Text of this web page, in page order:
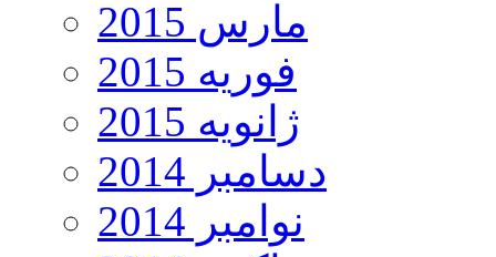
مارس 2015
فوریه 2015
ژانویه 2015
دسامبر 2014
نوامبر 2014